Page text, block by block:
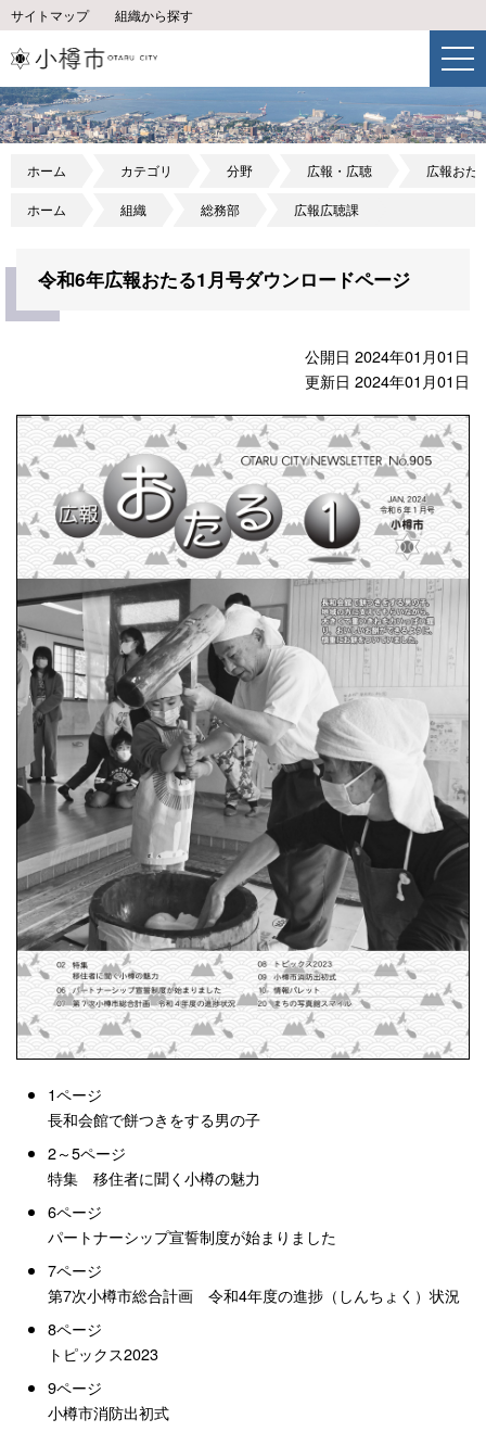
サイトマップ 組織から探す
ホーム カテゴリ 分野 広報・広聴 広報おた
ホーム 組織 総務部 広報広聴課
令和6年広報おたる1月号ダウンロードページ
公開日 2024年01月01日
更新日 2024年01月01日
1ページ
長和会館で餅つきをする男の子
2～5ページ
特集 移住者に聞く小樽の魅力
6ページ
パートナーシップ宣誓制度が始まりました
7ページ
第7次小樽市総合計画 令和4年度の進捗（しんちょく）状況
8ページ
トピックス2023
9ページ
小樽市消防出初式